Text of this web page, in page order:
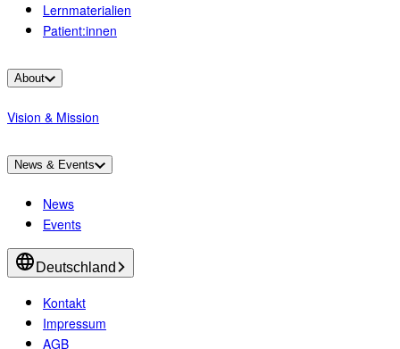
Lernmaterialien
Patient:innen
About
Vision & Mission
News & Events
News
Events
Deutschland
Kontakt
Impressum
AGB